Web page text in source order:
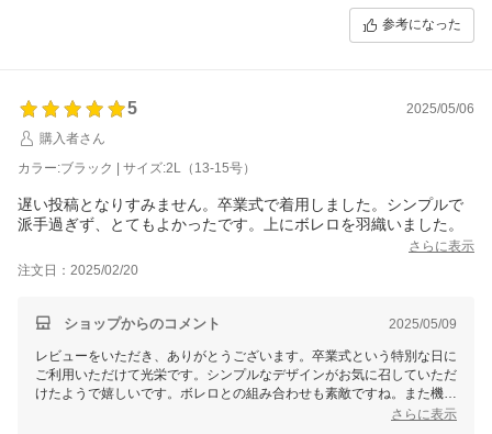
参考になった
5
2025/05/06
購入者さん
カラー:ブラック | サイズ:2L（13-15号）
遅い投稿となりすみません。卒業式で着用しました。シンプルで
派手過ぎず、とてもよかったです。上にボレロを羽織いました。
さらに表示
注文日：2025/02/20
ショップからのコメント 2025/05/09
レビューをいただき、ありがとうございます。卒業式という特別な日に
ご利用いただけて光栄です。シンプルなデザインがお気に召していただ
けたようで嬉しいです。ボレロとの組み合わせも素敵ですね。また機会
さらに表示